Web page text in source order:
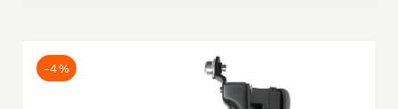
-4%